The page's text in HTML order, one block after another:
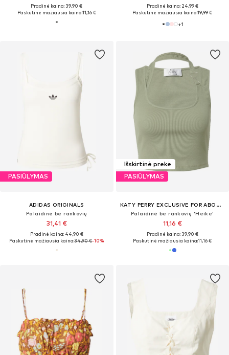
Pradinė kaina: 39,90 €
Paskutinė mažiausia kaina:11,16 €
Pradinė kaina: 24,99 €
Paskutinė mažiausia kaina:19,99 €
+1
PASIŪLYMAS
ADIDAS ORIGINALS
Palaidinė be rankovių
31,41 €
Pradinė kaina: 44,90 €
Paskutinė mažiausia kaina:34,90 €-10%
Išskirtinė prekė
PASIŪLYMAS
KATY PERRY EXCLUSIVE FOR ABOUT YOU
Palaidinė be rankovių 'Heike'
11,16 €
Pradinė kaina: 39,90 €
Paskutinė mažiausia kaina:11,16 €